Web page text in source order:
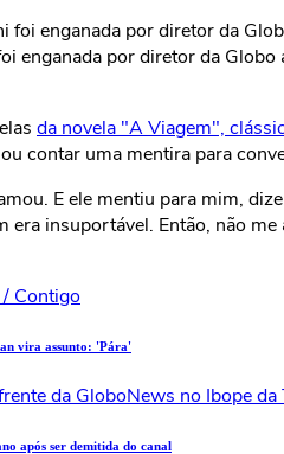
enganada por diretor da
da novela "A Viagem",
contar uma mentira para
E ele mentiu para mim,
era insuportável. Então, não
vira assunto: 'Pára'
após ser demitida do canal